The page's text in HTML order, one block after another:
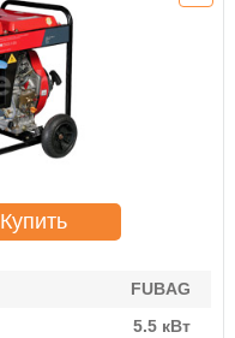
Купить
FUBAG
5.5 кВт